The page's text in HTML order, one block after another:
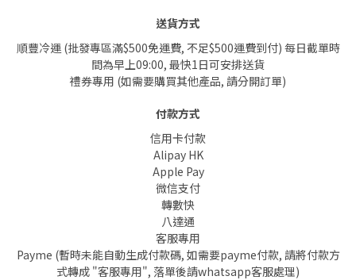
送貨方式
順豐冷運 (批發專區滿$500免運費, 不足$500運費到付) 每日截單時
間為早上09:00, 最快1日可安排送貨
禮券專用 (如需要購買其他產品, 請分開訂單)
付款方式
信用卡付款
Alipay HK
Apple Pay
微信支付
轉數快
八達通
客服專用
Payme (暫時未能自動生成付款碼, 如需要payme付款, 請將付款方
式轉成 "客服專用", 落單後請whatsapp客服處理)